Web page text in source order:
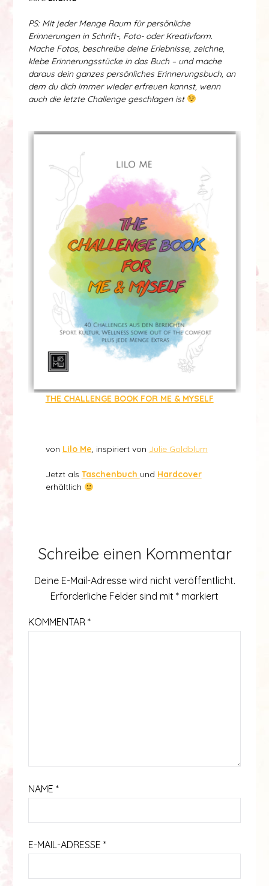
PS: Mit jeder Menge Raum für persönliche
Erinnerungen in Schrift-, Foto- oder Kreativform.
Mache Fotos, beschreibe deine Erlebnisse, zeichne,
klebe Erinnerungsstücke in das Buch – und mache
daraus dein ganzes persönliches Erinnerungsbuch, an
dem du dich immer wieder erfreuen kannst, wenn
auch die letzte Challenge geschlagen ist
THE CHALLENGE BOOK FOR ME & MYSELF
von Lilo Me, inspiriert von Julie Goldblum
Jetzt als Taschenbuch und Hardcover
erhältlich
Schreibe einen Kommentar
Deine E-Mail-Adresse wird nicht veröffentlicht.
Erforderliche Felder sind mit * markiert
KOMMENTAR*
NAME*
E-MAIL-ADRESSE*